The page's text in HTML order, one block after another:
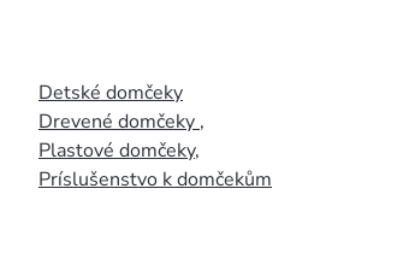
Detské domčeky
Drevené domčeky ,
Plastové domčeky,
Príslušenstvo k domčekům